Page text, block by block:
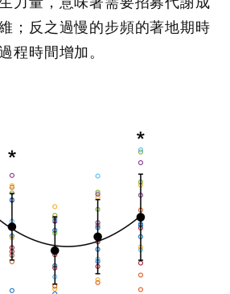
；反之過慢的步頻的著地期時
程時間增加。